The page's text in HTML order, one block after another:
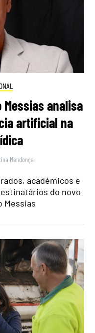
Messias analisa
artificial na
Mendonça
académicos e
do novo
Messias